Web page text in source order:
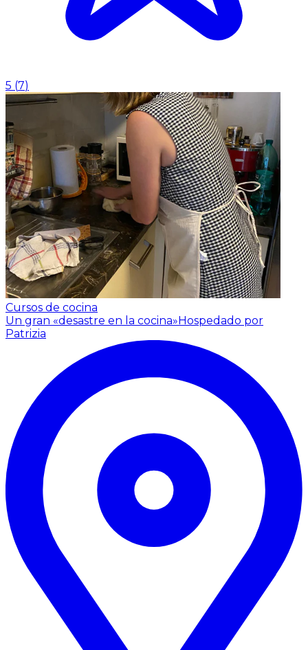
5 (7)
Cursos de cocina
Un gran «desastre en la cocina»Hospedado por
Patrizia